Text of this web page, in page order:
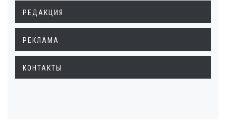
РЕДАКЦИЯ
РЕКЛАМА
КОНТАКТЫ